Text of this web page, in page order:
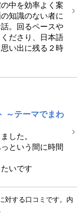
中を効率よく案
知識のない者に
。回るペースや
ださり、日本語
い出に残る２時
～テーマでまわ
した。
という間に時間
いです
対する口コミです。内